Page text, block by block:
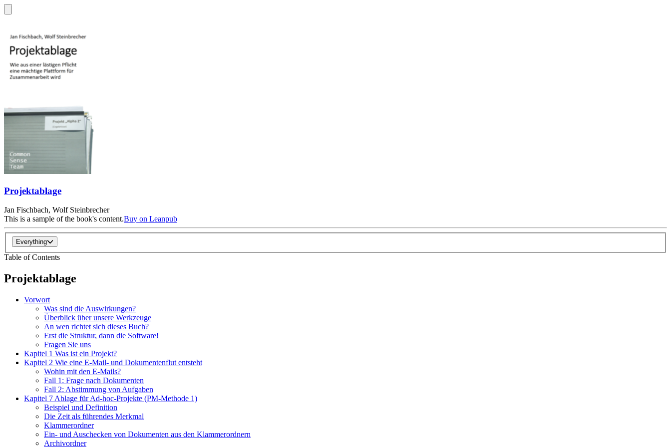
Projektablage
Jan Fischbach, Wolf Steinbrecher
This is a sample of the book's content.Buy on Leanpub
Everything
Table of Contents
Projektablage
Vorwort
Was sind die Auswirkungen?
Überblick über unsere Werkzeuge
An wen richtet sich dieses Buch?
Erst die Struktur, dann die Software!
Fragen Sie uns
Kapitel 1 Was ist ein Projekt?
Kapitel 2 Wie eine E-Mail- und Dokumentenflut entsteht
Wohin mit den E-Mails?
Fall 1: Frage nach Dokumenten
Fall 2: Abstimmung von Aufgaben
Kapitel 7 Ablage für Ad-hoc-Projekte (PM-Methode 1)
Beispiel und Definition
Die Zeit als führendes Merkmal
Klammerordner
Ein- und Auschecken von Dokumenten aus den Klammerordnern
Archivordner